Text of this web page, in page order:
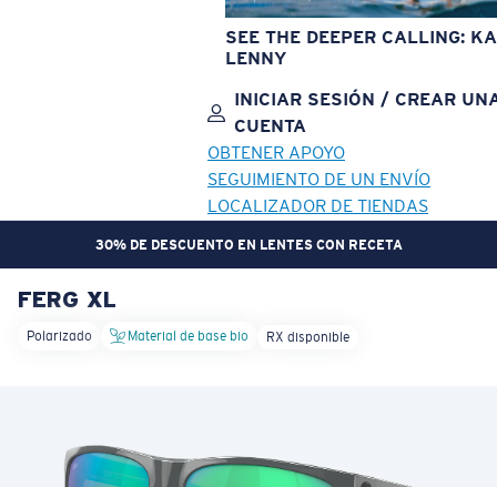
SEE THE DEEPER CALLING:
LENNY
INICIAR SESIÓN / CREAR
CUENTA
OBTENER APOYO
SEGUIMIENTO DE UN ENVÍO
LOCALIZADOR DE TIENDAS
30% DE DESCUENTO EN LENTES CON RECETA
OBJETIVO ACTUALIZADO
Precio: Sin cargo
FERG XL
Polarizado Material de base bio RX disponible